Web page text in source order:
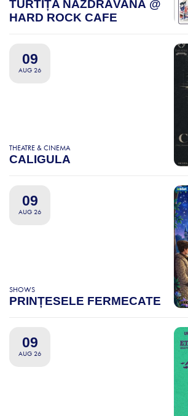
TURTIȚA NĂZDRĂVANĂ @
HARD ROCK CAFE
09
AUG 26
THEATRE & CINEMA
CALIGULA
09
AUG 26
SHOWS
PRINȚESELE FERMECATE
09
AUG 26